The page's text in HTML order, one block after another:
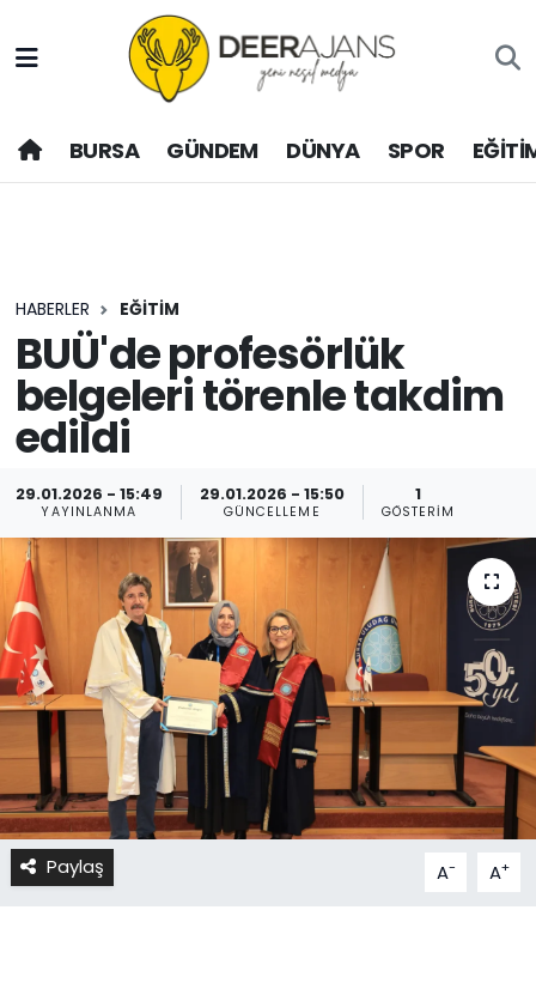
BURSA GÜNDEM DÜNYA SPOR
HABERLER EĞİTİM
BUÜ'de profesörlük
belgeleri törenle takdim
edildi
29.01.2026 - 15:49
YAYINLANMA
29.01.2026 - 15:50
GÜNCELLEME
1
GÖSTERIM
Paylaş A- A+
Hava Durumu
Trafik Durumu
Son Dakika Haberleri
Haber Arşivi